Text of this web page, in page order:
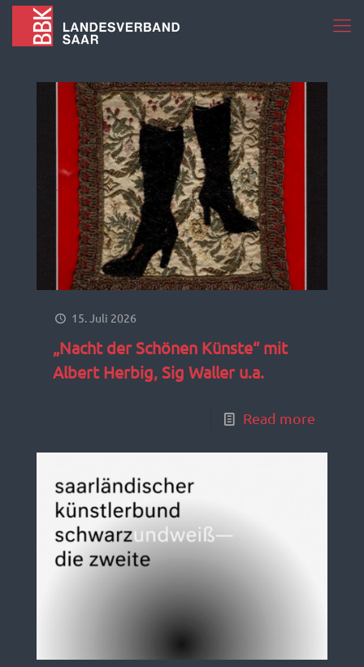
15. Juli 2026
„Nacht der Schönen Künste“ mit
Albert Herbig, Sig Waller u.a.
Read more